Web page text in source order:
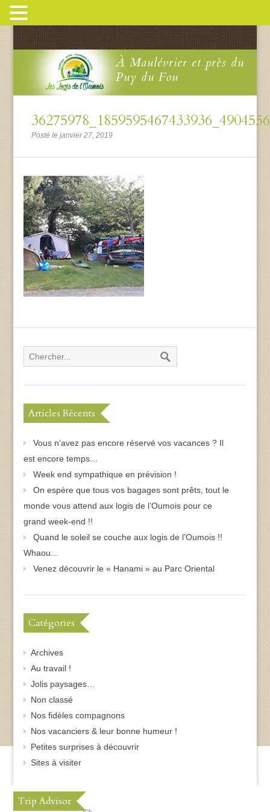
À Maulévrier et près du
Puy du Fou
Posté le janvier 27, 2019
Articles Récents
Vous n’avez pas encore réservé vos vacances ? Il
est encore temps…
Week end sympathique en prévision !
On espère que tous vos bagages sont prêts, tout le
monde vous attend aux logis de l’Oumois pour ce
grand week-end !!
Quand le soleil se couche aux logis de l’Oumois !!
Whaou…
Venez découvrir le « Hanami » au Parc Oriental
Catégories
Archives
Au travail !
Jolis paysages…
Non classé
Nos fidèles compagnons
Nos vacanciers & leur bonne humeur !
Petites surprises à découvrir
Sites à visiter
Trip Advisor